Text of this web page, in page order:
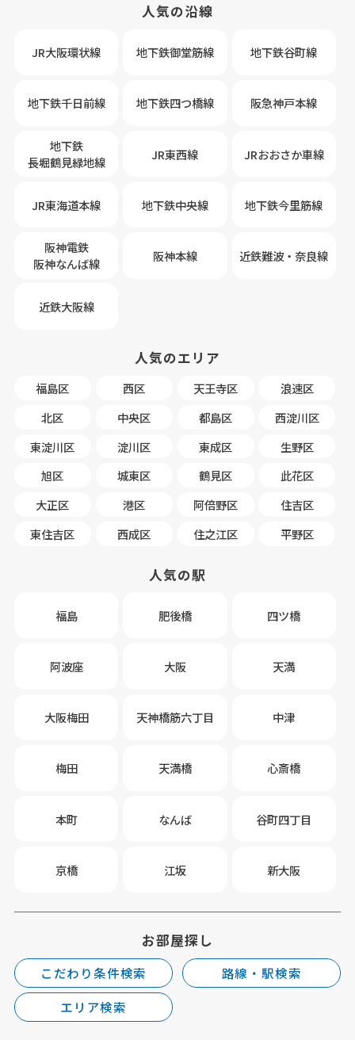
人気の沿線
JR大阪環状線 地下鉄御堂筋線 地下鉄谷町線
地下鉄千日前線 地下鉄四つ橋線 阪急神戸本線
地下鉄
長堀鶴見緑地線
JR東西線 JRおおさか車線
JR東海道本線 地下鉄中央線 地下鉄今里筋線
阪神電鉄
阪神なんば線
阪神本線 近鉄難波・奈良線
近鉄大阪線
人気のエリア
福島区 西区 天王寺区
浪速区
北区
中央区 都島区
西淀川区
東淀川区
淀川区 東成区
生野区
旭区
城東区 鶴見区
此花区
大正区
港区 阿倍野区
住吉区
東住吉区
西成区 住之江区 平野区
人気の駅
福島 肥後橋 四ツ橋
阿波座 大阪 天満
大阪梅田 天神橋筋六丁目 中津
梅田 天満橋 心斎橋
本町 なんば 谷町四丁目
京橋 江坂 新大阪
お部屋探し
こだわり条件検索
路線・駅検索
エリア検索